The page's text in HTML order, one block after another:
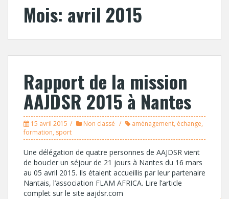
Mois: avril 2015
Rapport de la mission
AAJDSR 2015 à Nantes
15 avril 2015 Non classé aménagement, échange,
formation, sport
Une délégation de quatre personnes de AAJDSR vient
de boucler un séjour de 21 jours à Nantes du 16 mars
au 05 avril 2015. Ils étaient accueillis par leur partenaire
Nantais, l’association FLAM AFRICA. Lire l’article
complet sur le site aajdsr.com